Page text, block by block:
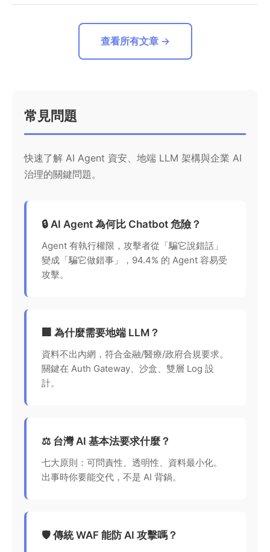
查看所有文章 →
常見問題
快速了解 AI Agent 資安、地端 LLM 架構與企業 AI
治理的關鍵問題。
🔒 AI Agent 為何比 Chatbot 危險？
Agent 有執行權限，攻擊者從「騙它說錯話」
變成「騙它做錯事」，94.4% 的 Agent 容易受
攻擊。
🏢 為什麼需要地端 LLM？
資料不出內網，符合金融/醫療/政府合規要求。
關鍵在 Auth Gateway、沙盒、雙層 Log 設
計。
⚖️ 台灣 AI 基本法要求什麼？
七大原則：可問責性、透明性、資料最小化。
出事時你要能交代，不是 AI 背鍋。
🛡️ 傳統 WAF 能防 AI 攻擊嗎？